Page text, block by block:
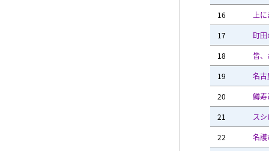
16
上
17
町
18
皆、
19
名古
20
鱒寿
21
ス
22
名護